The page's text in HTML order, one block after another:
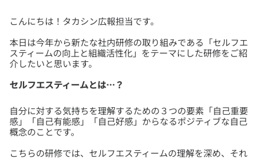
本日は今年から新たな社内研修の取り組みである「セルフエ
スティームの向上と組織活性化」をテーマにした研修をご紹
セルフエスティームとは…？
自分に対する気持ちを理解するための３つの要素「自己重要
感」「自己有能感」「自己好感」からなるポジティブな自己
こちらの研修では、セルフエスティームの理解を深め、それ